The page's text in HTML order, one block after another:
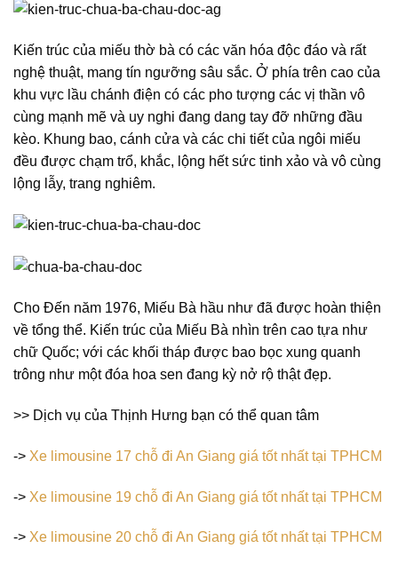
Kiến trúc của miếu thờ bà có các văn hóa độc đáo và rất
nghệ thuật, mang tín ngưỡng sâu sắc. Ở phía trên cao của
khu vực lầu chánh điện có các pho tượng các vị thần vô
cùng mạnh mẽ và uy nghi đang dang tay đỡ những đầu
kèo. Khung bao, cánh cửa và các chi tiết của ngôi miếu
đều được chạm trổ, khắc, lộng hết sức tinh xảo và vô cùng
lộng lẫy, trang nghiêm.
Cho Đến năm 1976, Miếu Bà hầu như đã được hoàn thiện
về tổng thể. Kiến trúc của Miếu Bà nhìn trên cao tựa như
chữ Quốc; với các khối tháp được bao bọc xung quanh
trông như một đóa hoa sen đang kỳ nở rộ thật đẹp.
>> Dịch vụ của Thịnh Hưng bạn có thể quan tâm
-> Xe limousine 17 chỗ đi An Giang giá tốt nhất tại TPHCM
-> Xe limousine 19 chỗ đi An Giang giá tốt nhất tại TPHCM
-> Xe limousine 20 chỗ đi An Giang giá tốt nhất tại TPHCM